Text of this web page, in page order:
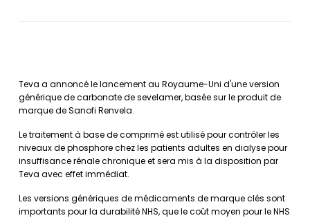
Teva a annoncé le lancement au Royaume-Uni d'une version
générique de carbonate de sevelamer, basée sur le produit de
marque de Sanofi Renvela.
Le traitement à base de comprimé est utilisé pour contrôler les
niveaux de phosphore chez les patients adultes en dialyse pour
insuffisance rénale chronique et sera mis à la disposition par
Teva avec effet immédiat.
Les versions génériques de médicaments de marque clés sont
importants pour la durabilité NHS, que le coût moyen pour le NHS